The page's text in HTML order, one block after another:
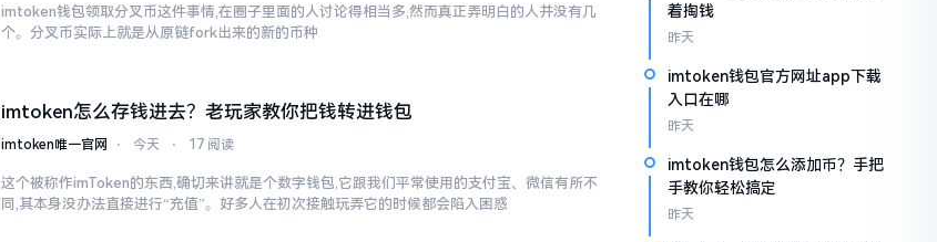
imtoken钱包领取分叉币这件事情,在圈子里面的人讨论得相当多,然而真正弄明白的人并没有几
个。分叉币实际上就是从原链fork出来的新的币种
imtoken怎么存钱进去？老玩家教你把钱转进钱包
imtoken唯一官网 ⋅ 今天 ⋅ 17 阅读
这个被称作imToken的东西,确切来讲就是个数字钱包,它跟我们平常使用的支付宝、微信有所不
同,其本身没办法直接进行“充值”。好多人在初次接触玩弄它的时候都会陷入困惑
着掏钱
昨天
imtoken钱包官方网址app下载
入口在哪
昨天
imtoken钱包怎么添加币？手把
手教你轻松搞定
昨天